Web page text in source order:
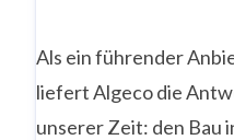
Als ein führender
liefert Algeco die
unserer Zeit: den Bau